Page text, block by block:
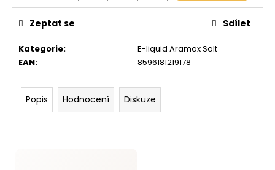
cena:
Kategorie:
E-liquid Aramax Salt
EAN: 8596181219178
Zeptat se Sdílet
Popis Hodnocení Diskuze
VENIX
CAPPUCINO-
Kč
Původně: